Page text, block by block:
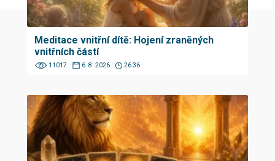
Meditace vnitřní dítě: Hojení zraněných
vnitřních částí
11017 6. 8. 2026 26:36